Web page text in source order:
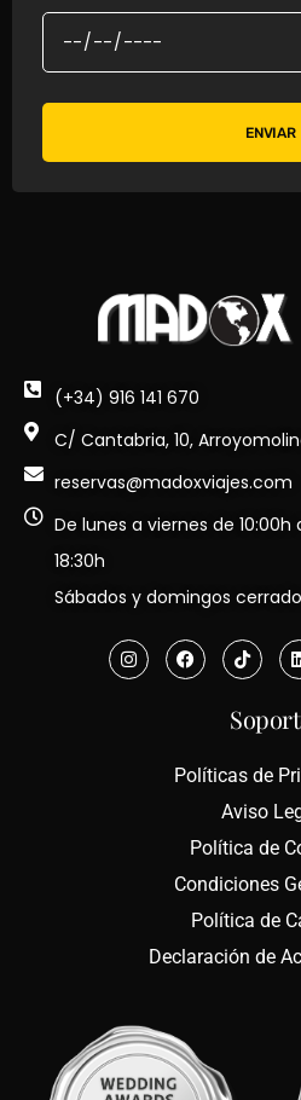
ENVIAR
(+34) 916 141 670
C/ Cantabria, 10,
reservas@madoxviajes.com
De lunes a viernes de 10:00h
18:30h
Sábados y domingos cerrado
Políticas de
Aviso
Política de
Condiciones
Política de
Declaración de